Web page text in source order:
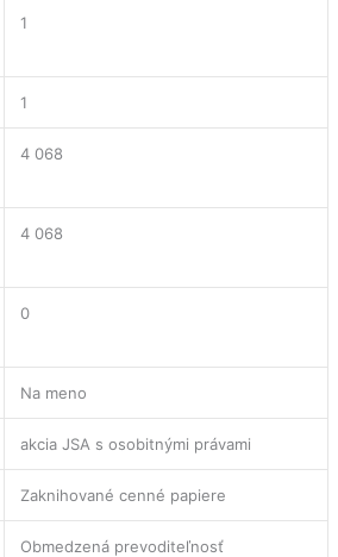
1
1
4 068
4 068
0
Na meno
akcia JSA s osobitnými právami
Zaknihované cenné papiere
Obmedzená prevoditeľnosť